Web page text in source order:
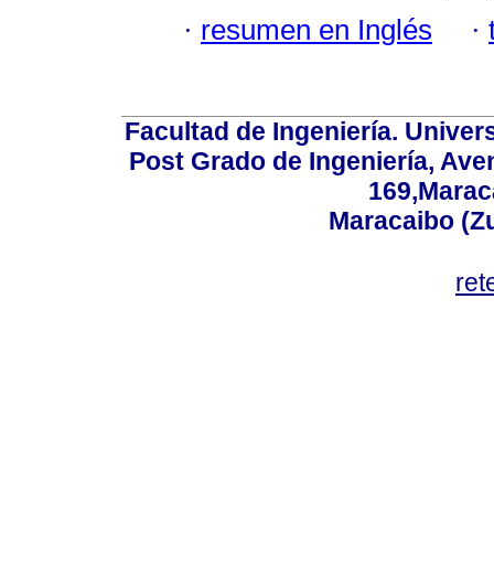
· resumen en Inglés ·
Facultad de Ingeniería.
Post Grado de Ingeniería,
Maracaibo